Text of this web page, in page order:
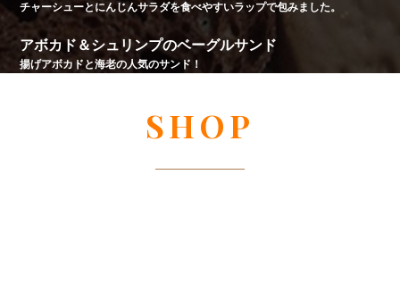
チャーシューとにんじんサラダを食べやすいラップで包みました。
アボカド＆シュリンプのベーグルサンド
揚げアボカドと海老の人気のサンド！
SHOP